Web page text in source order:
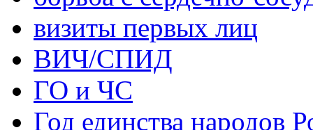
визиты первых лиц
ВИЧ/СПИД
ГО и ЧС
Год единства народов